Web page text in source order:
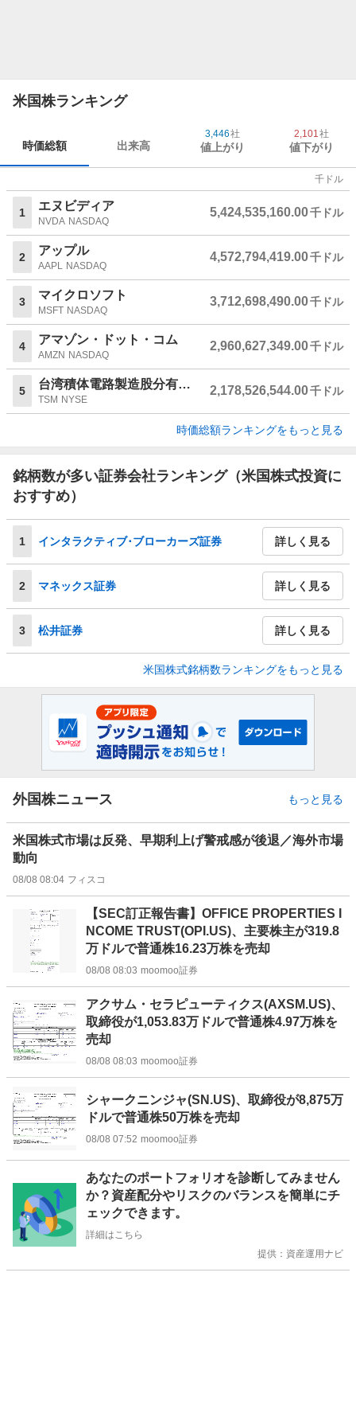
のに大麻の単純所持で有罪判決を受け長年収監されるのは
黒人の若者がずっと多いことから、公民権団体も米司法制
一方、共和党支持者のコットン上院議員はツイッターで
「麻薬犯罪者に全面恩赦を与えた。指導力を発揮できない
ことから国民の目をそらそうと躍起だ」と批判した。共和
党支持層は民主党よりも厳しい犯罪取り締まりを求める傾
向がある。
大麻の米国での分類は現在、ヘロインやＬＳＤと一緒にな
っている。連邦レベルで大麻の分類が緩和されれば主要な
米株式取引所で大麻関連企業の上場が認められたり、大手
銀行がそうした企業に融資に動きやすくなったり、外国企
業による米国での大麻製品販売が解禁されたりする可能性
もある。
米国株ランキング
時価総額 出来高
3,446社
値上がり
2,101社
値下がり
千ドル
1 エヌビディア
NVDA NASDAQ
5,424,535,160.00千ドル
2 アップル
AAPL NASDAQ
4,572,794,419.00千ドル
3 マイクロソフト
MSFT NASDAQ
3,712,698,490.00千ドル
4 アマゾン・ドット・コム
AMZN NASDAQ
2,960,627,349.00千ドル
5 台湾積体電路製造股分有限公司
TSM NYSE
2,178,526,544.00千ドル
時価総額ランキングをもっと見る
銘柄数が多い証券会社ランキング（米国株式投資に
おすすめ）
1 インタラクティブ･ブローカーズ証券 詳しく見る
2 マネックス証券 詳しく見る
3 松井証券 詳しく見る
米国株式銘柄数ランキングをもっと見る
外国株ニュース もっと見る
米国株式市場は反発、早期利上げ警戒感が後退／海外市場
動向
08/08 08:04 フィスコ
【SEC訂正報告書】OFFICE PROPERTIES I
NCOME TRUST(OPI.US)、主要株主が319.8
万ドルで普通株16.23万株を売却
08/08 08:03 moomoo証券
アクサム・セラピューティクス(AXSM.US)、
取締役が1,053.83万ドルで普通株4.97万株を
売却
08/08 08:03 moomoo証券
シャークニンジャ(SN.US)、取締役が8,875万
ドルで普通株50万株を売却
08/08 07:52 moomoo証券
あなたのポートフォリオを診断してみません
か？資産配分やリスクのバランスを簡単にチ
ェックできます。
詳細はこちら
提供：資産運用ナビ